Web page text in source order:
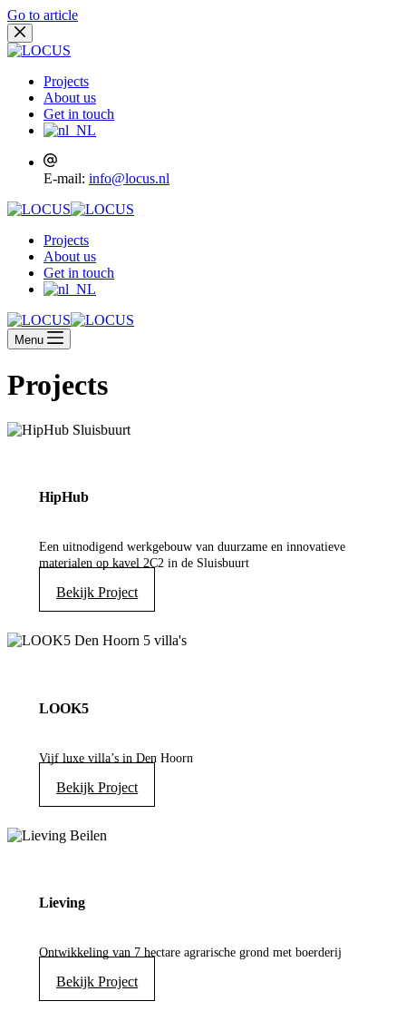
Go to article
Projects
About us
Get in touch
E-mail: info@locus.nl
Projects
About us
Get in touch
Menu
Projects
HipHub
Een uitnodigend werkgebouw van duurzame en innovatieve
materialen op kavel 2C2 in de Sluisbuurt
Bekijk Project
LOOK5
Vijf luxe villa’s in Den Hoorn
Bekijk Project
Lieving
Ontwikkeling van 7 hectare agrarische grond met boerderij
Bekijk Project